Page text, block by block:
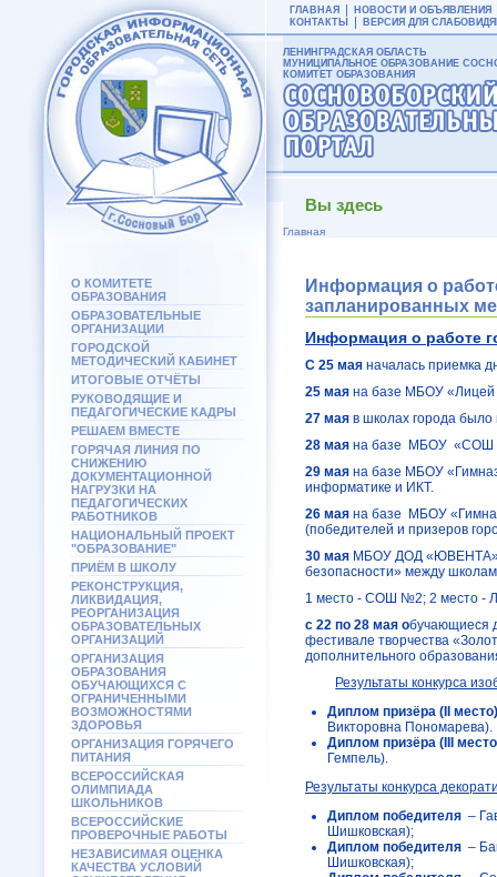
О КОМИТЕТЕ
ОБРАЗОВАНИЯ
ОБРАЗОВАТЕЛЬНЫЕ
ОРГАНИЗАЦИИ
ГОРОДСКОЙ
МЕТОДИЧЕСКИЙ КАБИНЕТ
ИТОГОВЫЕ ОТЧЁТЫ
РУКОВОДЯЩИЕ И
ПЕДАГОГИЧЕСКИЕ КАДРЫ
РЕШАЕМ ВМЕСТЕ
ГОРЯЧАЯ ЛИНИЯ ПО
СНИЖЕНИЮ
ДОКУМЕНТАЦИОННОЙ
НАГРУЗКИ НА
ПЕДАГОГИЧЕСКИХ
РАБОТНИКОВ
НАЦИОНАЛЬНЫЙ ПРОЕКТ
"ОБРАЗОВАНИЕ"
ПРИЁМ В ШКОЛУ
РЕКОНСТРУКЦИЯ,
ЛИКВИДАЦИЯ,
РЕОРГАНИЗАЦИЯ
ОБРАЗОВАТЕЛЬНЫХ
ОРГАНИЗАЦИЙ
ОРГАНИЗАЦИЯ
ОБРАЗОВАНИЯ
ОБУЧАЮЩИХСЯ С
ОГРАНИЧЕННЫМИ
ВОЗМОЖНОСТЯМИ
ЗДОРОВЬЯ
ОРГАНИЗАЦИЯ ГОРЯЧЕГО
ПИТАНИЯ
ВСЕРОССИЙСКАЯ
ОЛИМПИАДА
ШКОЛЬНИКОВ
ВСЕРОССИЙСКИЕ
ПРОВЕРОЧНЫЕ РАБОТЫ
НЕЗАВИСИМАЯ ОЦЕНКА
КАЧЕСТВА УСЛОВИЙ
ГЛАВНАЯ
НОВОСТИ И ОБЪЯВЛЕНИЯ
КОНТАКТЫ
ВЕРСИЯ ДЛЯ
ЛЕНИНГРАДСКАЯ ОБЛАСТЬ
МУНИЦИПАЛЬНОЕ ОБРАЗОВАНИЕ
КОМИТЕТ ОБРАЗОВАНИЯ
Вы здесь
Главная
Информация о
запланированных
Информация о работе
С 25 мая началась приемка
25 мая на базе МБОУ «Лицей
27 мая в школах города
28 мая на базе МБОУ «СОШ
29 мая на базе МБОУ
информатике и ИКТ.
26 мая на базе МБОУ
(победителей и призеров
30 мая МБОУ ДОД «ЮВЕНТА» в
безопасности» между
1 место - СОШ №2; 2 место
с 22 по 28 мая обучающиеся
фестивале творчества
дополнительного
Результаты конкурса
Диплом призёра (
место)
Викторовна Пономарева).
Диплом призёра (
Гемпель).
Результаты конкурса
Диплом победителя –
Шишковская);
Диплом победителя –
Шишковская);